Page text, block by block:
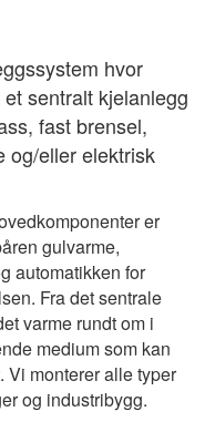
hvor
sentralt kjelanlegg
fast brensel,
og/eller elektrisk
er
gulvarme,
automatikken for
Fra det sentrale
varme rundt om i
medium som kan
monterer alle typer
og industribygg.